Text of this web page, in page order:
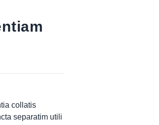
collatis
separatim utili